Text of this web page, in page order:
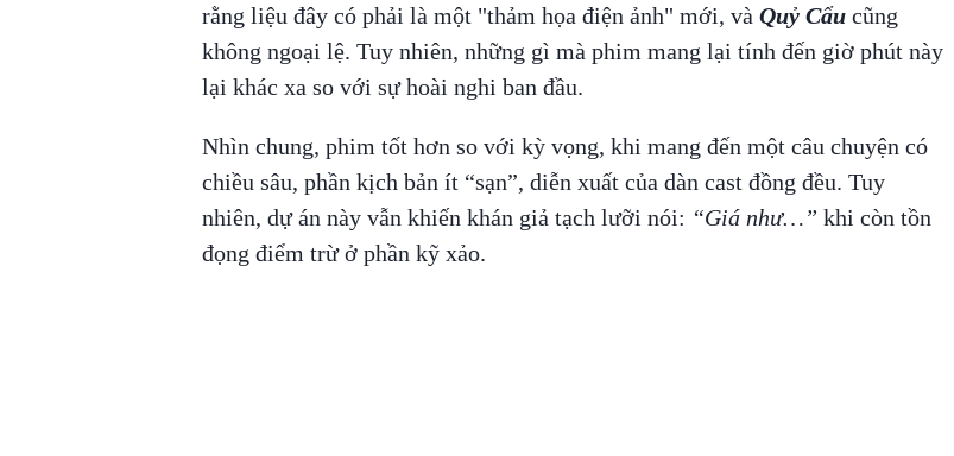
rằng liệu đây có phải là một "thảm họa điện ảnh" mới, và Quỷ Cẩucũng
không ngoại lệ. Tuy nhiên, những gì mà phim mang lại tính đến giờ phút này
lại khác xa so với sự hoài nghi ban đầu.
Nhìn chung, phim tốt hơn so với kỳ vọng, khi mang đến một câu chuyện có
chiều sâu, phần kịch bản ít “sạn”, diễn xuất của dàn cast đồng đều. Tuy
nhiên, dự án này vẫn khiến khán giả tạch lưỡi nói: “Giá như…” khi còn tồn
đọng điểm trừ ở phần kỹ xảo.